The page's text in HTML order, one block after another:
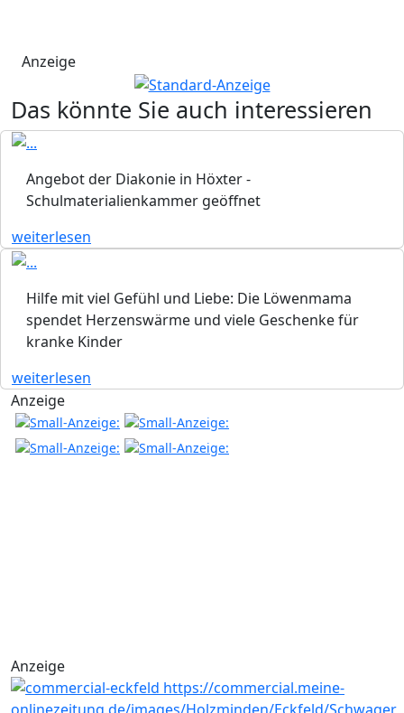
Anzeige
Das könnte Sie auch interessieren
Angebot der Diakonie in Höxter -
Schulmaterialienkammer geöffnet
weiterlesen
Hilfe mit viel Gefühl und Liebe: Die Löwenmama
spendet Herzenswärme und viele Geschenke für
kranke Kinder
weiterlesen
Anzeige
Anzeige